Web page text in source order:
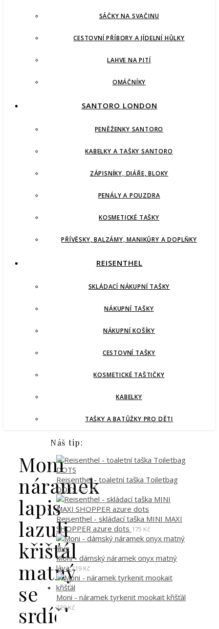
SÁČKY NA SVAČINU
CESTOVNÍ PŘÍBORY A JÍDELNÍ HŮLKY
LAHVE NA PITÍ
OMÁČNÍKY
SANTORO LONDON
PENĚŽENKY SANTORO
KABELKY A TAŠKY SANTORO
ZÁPISNÍKY, DIÁŘE, BLOKY
PENÁLY A POUZDRA
KOSMETICKÉ TAŠKY
PŘÍVĚSKY, BALZÁMY, MANIKŮRY A DOPLŇKY
REISENTHEL
SKLÁDACÍ NÁKUPNÍ TAŠKY
NÁKUPNÍ TAŠKY
NÁKUPNÍ KOŠÍKY
CESTOVNÍ TAŠKY
KOSMETICKÉ TAŠTIČKY
KABELKY
TAŠKY A BATŮŽKY PRO DĚTI
Moni
náramek
lapis
lazuli
křišťál
matný
se
srdíčkem
Náš tip:
Reisenthel - toaletní taška Toiletbag
DOTS 625 Kč
Reisenthel - skládací taška MINI MAXI
SHOPPER azure dots 175 Kč
Moni - dámský náramek onyx matný
láva 219 Kč
Moni - náramek tyrkenit mookait křišťál
229Kč